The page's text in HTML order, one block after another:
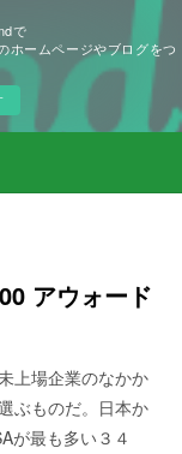
で
ホームページやブログをつ
アウォード
上場企業のなかか
ぶものだ。日本か
が最も多い３４